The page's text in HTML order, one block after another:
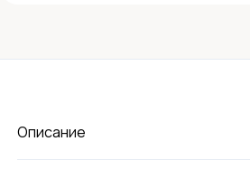
Описание